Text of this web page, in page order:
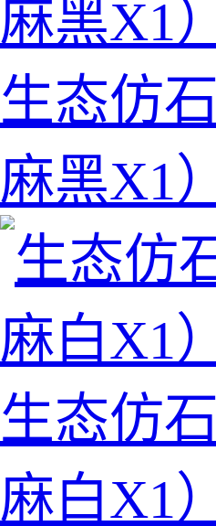
生态仿
麻黑X1）
生态仿
麻白X1）